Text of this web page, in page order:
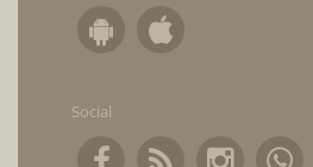
Social